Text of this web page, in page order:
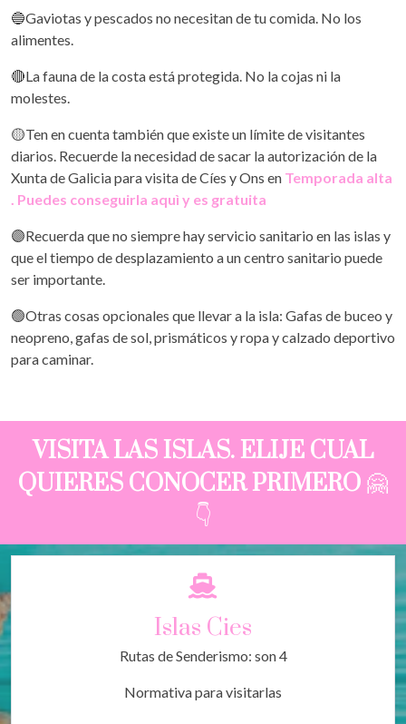
🔵Gaviotas y pescados no necesitan de tu comida. No los
alimentes.
🔴La fauna de la costa está protegida. No la cojas ni la
molestes.
🟡Ten en cuenta también que existe un límite de visitantes
diarios. Recuerde la necesidad de sacar la autorización de la
Xunta de Galicia para visita de Cíes y Ons en Temporada alta
. Puedes conseguirla aquì y es gratuita
🟣Recuerda que no siempre hay servicio sanitario en las islas y
que el tiempo de desplazamiento a un centro sanitario puede
ser importante.
🟢Otras cosas opcionales que llevar a la isla: Gafas de buceo y
neopreno, gafas de sol, prismáticos y ropa y calzado deportivo
para caminar.
VISITA LAS ISLAS. ELIJE CUAL
QUIERES CONOCER PRIMERO 🤗
👇
Islas Cies
Rutas de Senderismo: son 4
Normativa para visitarlas